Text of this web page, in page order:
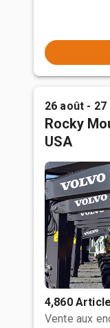
26 août - 27
Rocky
USA
4,860
Vente aux